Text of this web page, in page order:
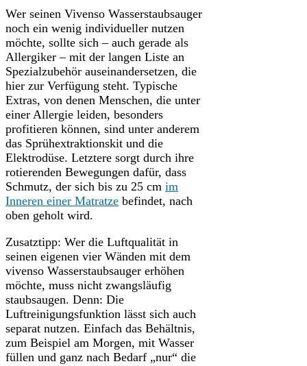
Wer seinen Vivenso Wasserstaubsauger
noch ein wenig individueller nutzen
möchte, sollte sich – auch gerade als
Allergiker – mit der langen Liste an
Spezialzubehör auseinandersetzen, die
hier zur Verfügung steht. Typische
Extras, von denen Menschen, die unter
einer Allergie leiden, besonders
profitieren können, sind unter anderem
das Sprühextraktionskit und die
Elektrodüse. Letztere sorgt durch ihre
rotierenden Bewegungen dafür, dass
Schmutz, der sich bis zu 25 cm im
Inneren einer Matratze befindet, nach
oben geholt wird.
Zusatztipp: Wer die Luftqualität in
seinen eigenen vier Wänden mit dem
vivenso Wasserstaubsauger erhöhen
möchte, muss nicht zwangsläufig
staubsaugen. Denn: Die
Luftreinigungsfunktion lässt sich auch
separat nutzen. Einfach das Behältnis,
zum Beispiel am Morgen, mit Wasser
füllen und ganz nach Bedarf „nur“ die